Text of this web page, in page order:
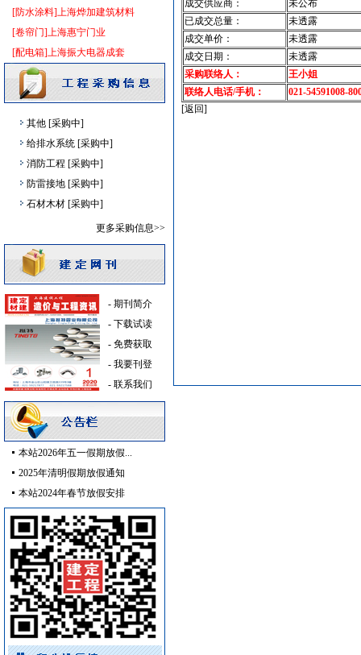
[防水涂料]上海烨加建筑材料
[卷帘门]上海惠宁门业
[配电箱]上海振大电器成套
插座开关酒店设备 [采购中]
强弱电设施 [采购中]
高级地砖 [采购中]
吸顶灯
[采购中]
陶瓷制品
其他 [采购中]
给排水系统 [采购中]
消防工程 [采购中]
防雷接地 [采购中]
石材木材 [采购中]
照明器材 [采购中]
及各种防火器材
门窗玻璃
[采购中]
消防火警 [采购中]
防水防腐 [采购中]
重交沥青 [采购中]
空调设备 [采购中]
变频给水设备 [采购中]
发电机房 [采购中]
及各种防火器材 [采购中]
外墙装饰 [采购中]
油漆涂料 [采购中]
防雷接地 [采购中]
筒灯 [采购中]
阀门 [采购中]
空调设备 [采购中]
稳压泵 [采购中]
抛光耐磨砖 [采购中]
卫浴洁具 [采购中]
灰砂砖 [采购中]
更多采购信息>>
- 期刊简介
- 下载试读
- 免费获取
- 我要刊登
- 联系我们
本站2026年五一假期放假...
2025年清明假期放假通知
本站2024年春节放假安排
成交供应商：
未公布
已成交总量：
未透露
成交单价：
未透露
成交日期：
未透露
采购联络人：
王小姐
联络人电话/手机：
021-54591008-
[返回]